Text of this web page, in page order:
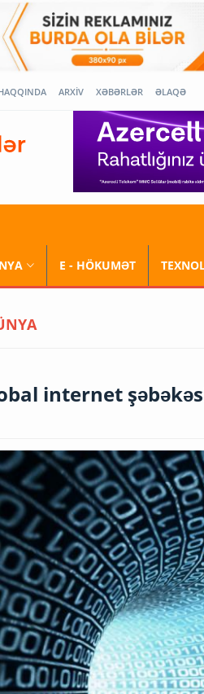
ARXİV XƏBƏRLƏR ƏLAQƏ
E - HÖKUMƏT
internet